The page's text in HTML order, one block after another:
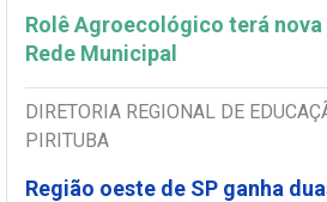
Rolê Agroecológico terá nova
Rede Municipal
DIRETORIA REGIONAL DE
PIRITUBA
Região oeste de SP ganha